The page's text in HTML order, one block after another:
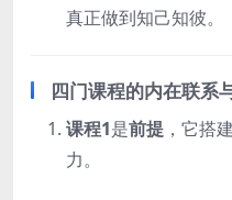
真正做到知己知彼。
四门课程的内在联系
课程1是前提 ，它搭
力。